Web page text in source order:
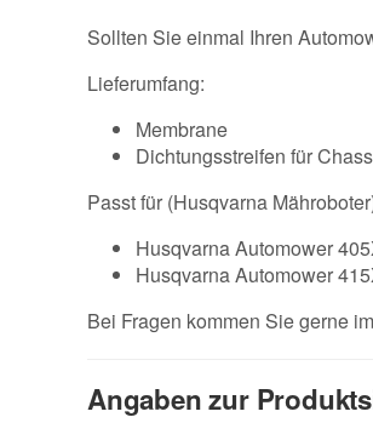
Sollten Sie einmal Ihren
Lieferumfang:
Membrane
Dichtungsstreifen für
Passt für (Husqvarna
Husqvarna Automower
Husqvarna Automower
Bei Fragen kommen Sie gerne
Angaben zur